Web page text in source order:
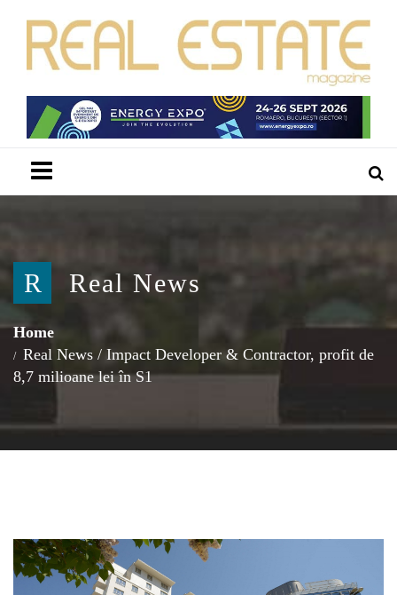
R Real News
Home
Real News / Impact Developer & Contractor, profit de
8,7 milioane lei în S1